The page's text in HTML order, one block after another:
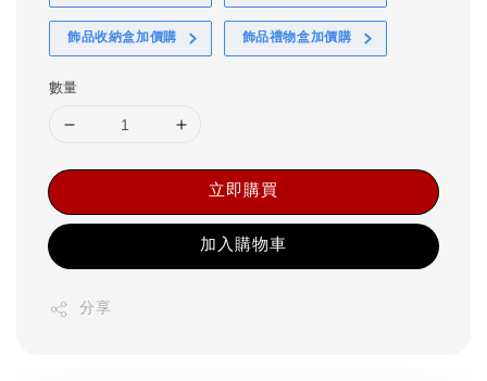
飾品收納盒加價購 飾品禮物盒加價購
數量
立即購買
加入購物車
分享